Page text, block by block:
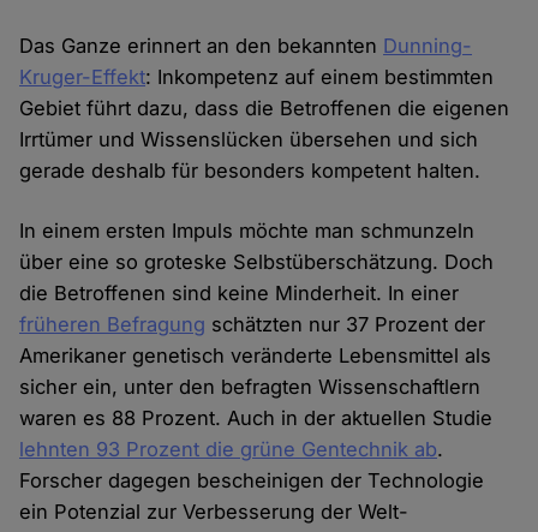
Das Ganze erinnert an den bekannten Dunning-
Kruger-Effekt: Inkompetenz auf einem bestimmten
Gebiet führt dazu, dass die Betroffenen die eigenen
Irrtümer und Wissenslücken übersehen und sich
gerade deshalb für besonders kompetent halten.
In einem ersten Impuls möchte man schmunzeln
über eine so groteske Selbstüberschätzung. Doch
die Betroffenen sind keine Minderheit. In einer
früheren Befragung schätzten nur 37 Prozent der
Amerikaner genetisch veränderte Lebensmittel als
sicher ein, unter den befragten Wissenschaftlern
waren es 88 Prozent. Auch in der aktuellen Studie
lehnten 93 Prozent die grüne Gentechnik ab.
Forscher dagegen bescheinigen der Technologie
ein Potenzial zur Verbesserung der Welt-